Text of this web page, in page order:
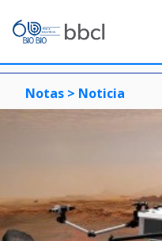
Notas > Noticia